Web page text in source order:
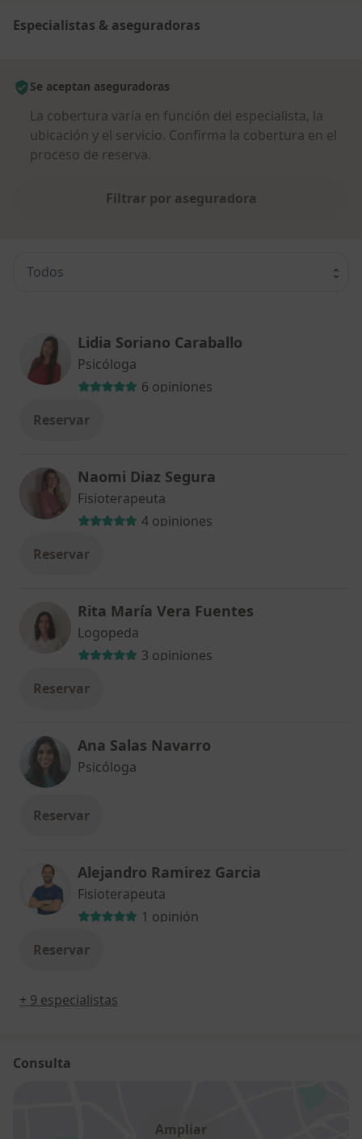
Especialistas & aseguradoras
Se aceptan aseguradoras
La cobertura varía en función del especialista, la
ubicación y el servicio. Confirma la cobertura en el
proceso de reserva.
Filtrar por aseguradora
Todos
Lidia Soriano Caraballo
Psicóloga
6 opiniones
Reservar
Naomi Diaz Segura
Fisioterapeuta
4 opiniones
Reservar
Rita María Vera Fuentes
Logopeda
3 opiniones
Reservar
Ana Salas Navarro
Psicóloga
Reservar
Alejandro Ramirez Garcia
Fisioterapeuta
1 opinión
Reservar
+ 9 especialistas
Consulta
Ampliar